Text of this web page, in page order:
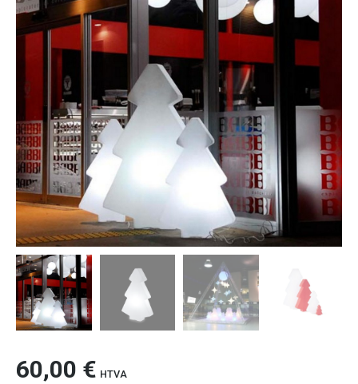
60,00 € HTVA